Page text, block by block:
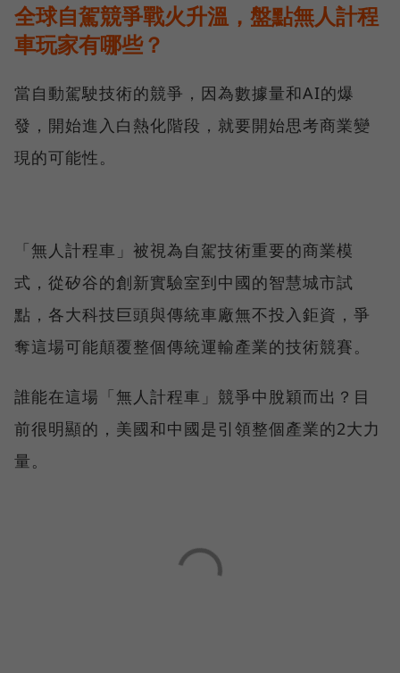
全球自駕競爭戰火升溫，盤點無人計程
車玩家有哪些？
當自動駕駛技術的競爭，因為數據量和AI的爆
發，開始進入白熱化階段，就要開始思考商業變
現的可能性。
「無人計程車」被視為自駕技術重要的商業模
式，從矽谷的創新實驗室到中國的智慧城市試
點，各大科技巨頭與傳統車廠無不投入鉅資，爭
奪這場可能顛覆整個傳統運輸產業的技術競賽。
誰能在這場「無人計程車」競爭中脫穎而出？目
前很明顯的，美國和中國是引領整個產業的2大力
量。